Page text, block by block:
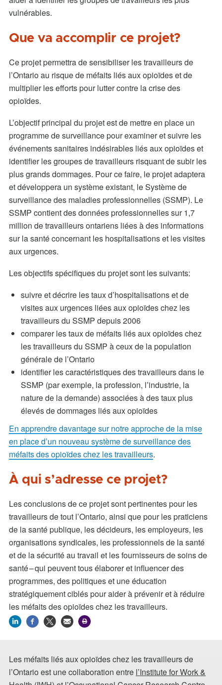
vulnérables.
Que va accomplir ce projet?
Ce projet permettra de sensibiliser les travailleurs de
l’Ontario au risque de méfaits liés aux opioïdes et de
multiplier les efforts pour lutter contre la crise des
opioïdes.
L’objectif principal du projet est de mettre en place un
programme de surveillance pour examiner et suivre les
événements sanitaires indésirables liés aux opioïdes et
identifier les groupes de travailleurs risquant de subir les
plus grands dommages. Pour ce faire, le projet adaptera
et développera un système existant, le Système de
surveillance des maladies professionnelles (SSMP). Le
SSMP contient des données professionnelles sur 1,7
million de travailleurs ontariens liées à des informations
sur la santé concernant les hospitalisations et les visites
aux urgences.
Les objectifs spécifiques du projet sont les suivants:
suivre et décrire les taux d’hospitalisations et de
visites aux urgences liées aux opioïdes chez les
travailleurs du SSMP depuis 2006
comparer les taux de méfaits liés aux opioïdes chez
les travailleurs du SSMP à ceux de la population
générale de l’Ontario
identifier les caractéristiques des travailleurs dans le
SSMP (par exemple, la profession, l’industrie, la
nature de la demande) associées à des taux plus
élevés de dommages liés aux opioïdes
En apprendre davantage sur notre approche de la mise
en place d’un nouveau système de surveillance des
méfaits des opioïdes chez les travailleurs.
À qui s’adresse ce projet?
Les conclusions de ce projet sont pertinentes pour les
travailleurs de tout l’Ontario, ainsi que pour les praticiens
de la santé publique, les décideurs, les employeurs, les
organisations syndicales, les professionnels de la santé
et de la sécurité au travail et les fournisseurs de soins de
santé – qui peuvent tous élaborer et influencer des
programmes, des politiques et une éducation
stratégiquement ciblés pour aider à prévenir et à réduire
les méfaits des opioïdes chez les travailleurs.
Les méfaits liés aux opioïdes chez les travailleurs de
l’Ontario est une collaboration entre l’Institute for Work &